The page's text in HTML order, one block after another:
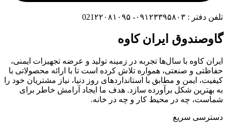
تلفن دفتر : ۰۹۱۲۳۳۹۵۸۰۳- 021۲۲۰۸۱۰۹۵
گاوصندوق ایران کاوه
ایران کاوه با سال‌ها تجربه در زمینه تولید و عرضه تجهیزات ایمنی،
حفاظتی و صنعتی، همواره تلاش کرده است تا با ارائه محصولاتی با
کیفیت، ایمن و مطابق با استانداردهای روز دنیا، نیاز مشتریان خود را
به بهترین شکل برآورده سازد. هدف ما ایجاد آرامش خاطر برای
شماست، چه در محیط کار و چه در خانه.
دسترسی سریع